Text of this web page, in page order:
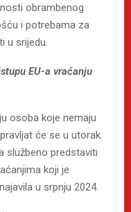
obrambenog
i potrebama za
u srijedu.
EU-a vraćanju
osoba koje nemaju
će se u utorak.
službeno predstaviti
koji je
u srpnju 2024.